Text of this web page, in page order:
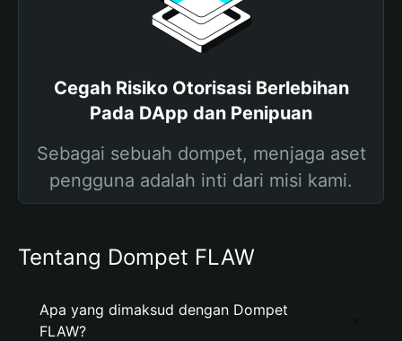
Cegah Risiko Otorisasi Berlebihan
Pada DApp dan Penipuan
Sebagai sebuah dompet, menjaga aset
pengguna adalah inti dari misi kami.
Tentang Dompet FLAW
Apa yang dimaksud dengan Dompet
FLAW?